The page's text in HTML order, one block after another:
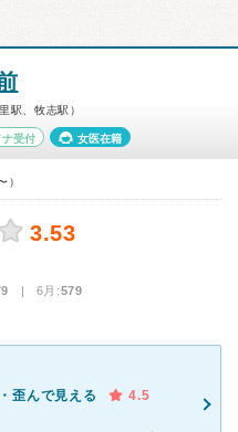
駅、牧志駅）
ナ受付 女医在籍
）
3.53
| 6月:579
歪んで見える
4.5